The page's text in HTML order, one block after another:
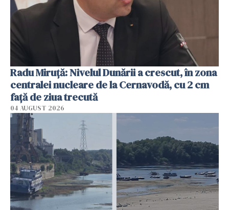
Radu Miruţă: Nivelul Dunării a crescut, în zona
centralei nucleare de la Cernavodă, cu 2 cm
faţă de ziua trecută
04 AUGUST 2026